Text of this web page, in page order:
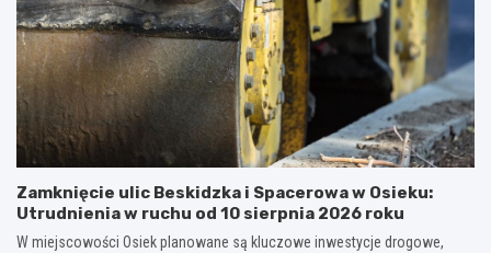
Zamknięcie ulic Beskidzka i Spacerowa w Osieku:
Utrudnienia w ruchu od 10 sierpnia 2026 roku
W miejscowości Osiek planowane są kluczowe inwestycje drogowe,